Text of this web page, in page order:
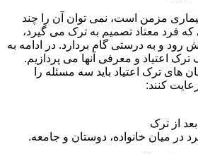
مزمن است، نمی توان آن را چند
فرد معتاد تصمیم به ترک می گیرد،
و به درستی گام بردارد. در ادامه به
اعتیاد و معرفی آنها می پردازیم.
های ترک اعتیاد باید سه مسئله را
کنند:
از ترک
در میان خانواده، دوستان و جامعه.